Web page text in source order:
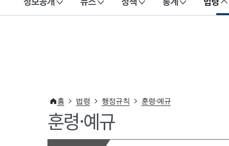
이 누리집은 대한민국 공식 전자정부 누리집입니다.
홈 법령 행정규칙 훈령·예규
훈령·예규